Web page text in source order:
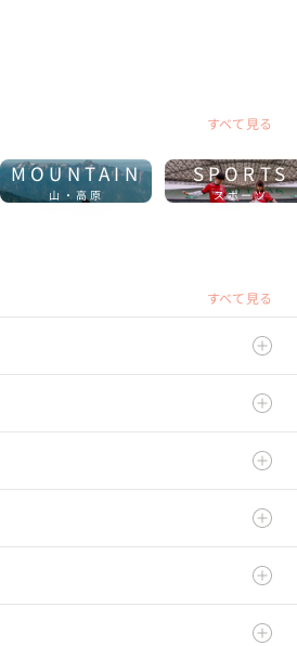
すべて見る
MOUNTAIN
山・高原
SPORTS
スポーツ
すべて見る